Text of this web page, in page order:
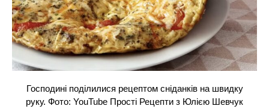
Господині поділилися рецептом сніданків на швидку
руку. Фото: YouTube Прості Рецепти з Юлією Шевчук